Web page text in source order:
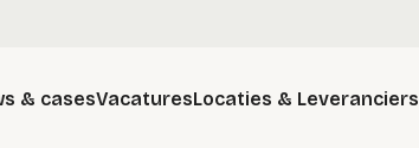
& casesVacaturesLocaties & Leveranciers